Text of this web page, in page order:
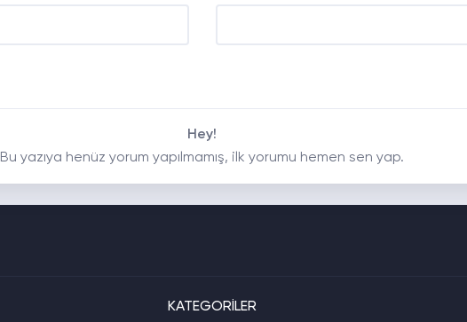
Hey!
Bu yazıya henüz yorum yapılmamış, ilk yorumu hemen sen yap.
KATEGORİLER